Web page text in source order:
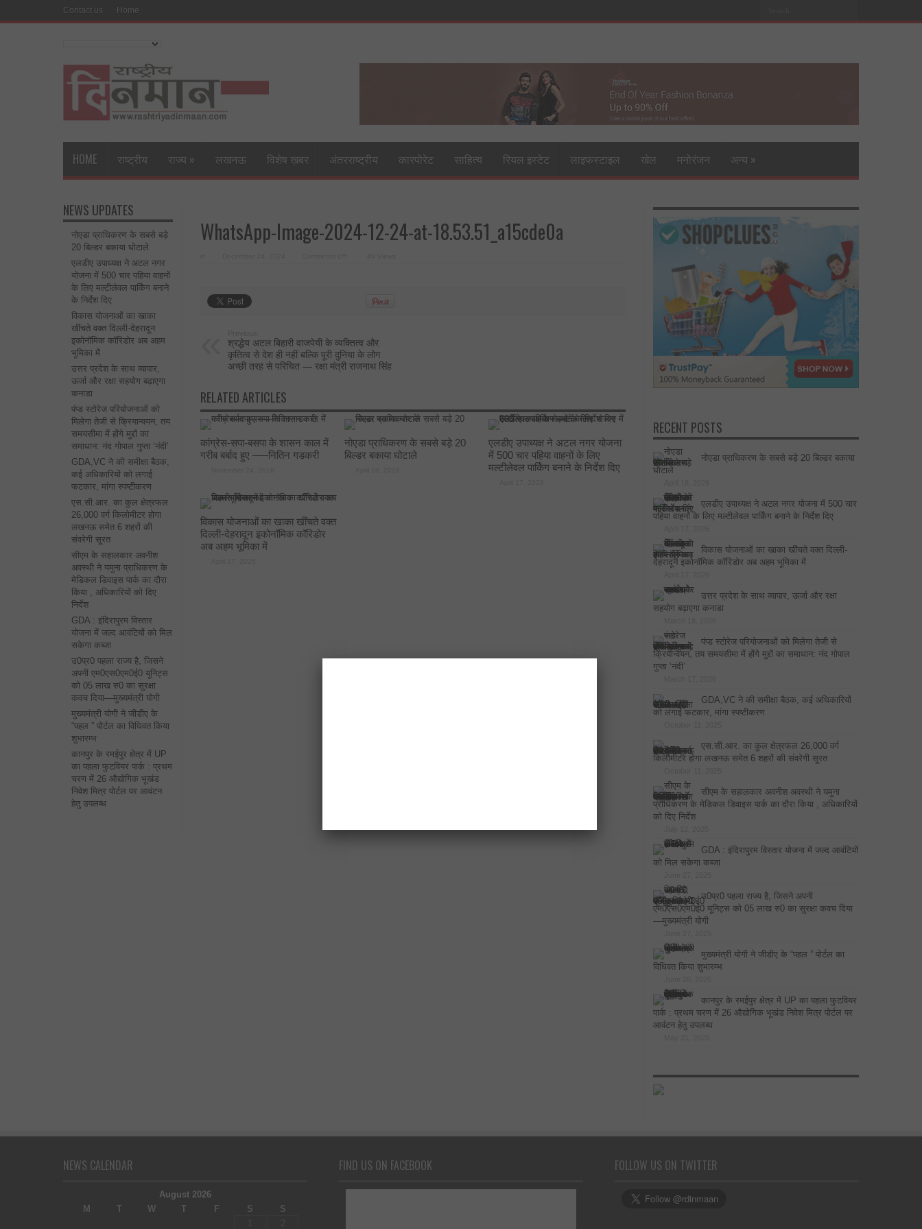
Contact us Home
HOME राष्ट्रीय राज्य » लखनऊ विशेष ख़बर अंतरराष्ट्रीय कारपोरेट साहित्य रियल इस्टेट लाइफस्टाइल खेल मनोरंजन अन्य »
WhatsApp-Image-2024-12-24-at-18.53.51_a15cde0a
श्रद्धेय अटल बिहारी वाजपेयी के व्यक्तित्व और
कृतित्व से देश ही नहीं बल्कि पूरी दुनिया के लोग
अच्छी तरह से परिचित — रक्षा मंत्री राजनाथ सिंह
RELATED ARTICLES
कांग्रेस-सपा-बसपा के शासन काल में
गरीब बर्बाद हुए —–नितिन गडकरी
नोएडा प्राधिकरण के सबसे बड़े 20
बिल्डर बकाया घोटाले
एलडीए उपाध्यक्ष ने अटल नगर योजना
में 500 चार पहिया वाहनों के लिए
मल्टीलेवल पार्किंग बनाने के निर्देश दिए
विकास योजनाओं का खाका खींचते वक्त
दिल्ली-देहरादून इकोनॉमिक कॉरिडोर
अब अहम भूमिका में
NEWS UPDATES
नोएडा प्राधिकरण के सबसे बड़े
20 बिल्डर बकाया घोटाले
एलडीए उपाध्यक्ष ने अटल नगर
योजना में 500 चार पहिया वाहनों
के लिए मल्टीलेवल पार्किंग बनाने
के निर्देश दिए
विकास योजनाओं का खाका
खींचते वक्त दिल्ली-देहरादून
इकोनॉमिक कॉरिडोर अब अहम
भूमिका में
उत्तर प्रदेश के साथ व्यापार,
ऊर्जा और रक्षा सहयोग बढ़ाएगा
कनाडा
पंप्ड स्टोरेज परियोजनाओं को
मिलेगा तेजी से क्रियान्वयन, तय
समयसीमा में होंगे मुद्दों का
समाधान: नंद गोपाल गुप्ता ‘नंदी’
GDA,VC ने की समीक्षा बैठक,
कई अधिकारियों को लगाई
फटकार, मांगा स्पष्टीकरण
एस.सी.आर. का कुल क्षेत्रफल
26,000 वर्ग किलोमीटर होगा
लखनऊ समेत 6 शहरों की
संवरेगी सूरत
सीएम के सहालकार अवनीश
अवस्थी ने यमुना प्राधिकरण के
मेडिकल डिवाइस पार्क का दौरा
किया , अधिकारियों को दिए
निर्देश
GDA : इंदिरापुरम विस्तार
योजना में जल्द आवंटियों को मिल
सकेगा कब्जा
उ0प्र0 पहला राज्य है, जिसने
अपनी एम0एस0एम0ई0 यूनिट्स
को 05 लाख रु0 का सुरक्षा
कवच दिया—मुख्यमंत्री योगी
मुख्यमंत्री योगी ने जीडीए के
“पहल ” पोर्टल का विधिवत किया
शुभारम्भ
कानपुर के रमईपुर क्षेत्र में UP
का पहला फुटवियर पार्क : प्रथम
चरण में 26 औद्योगिक भूखंड
निवेश मित्र पोर्टल पर आवंटन
हेतु उपलब्ध
RECENT POSTS
नोएडा प्राधिकरण के सबसे बड़े 20 बिल्डर बकाया
घोटाले
एलडीए उपाध्यक्ष ने अटल नगर योजना में 500 चार
पहिया वाहनों के लिए मल्टीलेवल पार्किंग बनाने के निर्देश दिए
विकास योजनाओं का खाका खींचते वक्त दिल्ली-
देहरादून इकोनॉमिक कॉरिडोर अब अहम भूमिका में
उत्तर प्रदेश के साथ व्यापार, ऊर्जा और रक्षा
सहयोग बढ़ाएगा कनाडा
पंप्ड स्टोरेज परियोजनाओं को मिलेगा तेजी से
क्रियान्वयन, तय समयसीमा में होंगे मुद्दों का समाधान: नंद गोपाल
गुप्ता ‘नंदी’
GDA,VC ने की समीक्षा बैठक, कई अधिकारियों
को लगाई फटकार, मांगा स्पष्टीकरण
एस.सी.आर. का कुल क्षेत्रफल 26,000 वर्ग
किलोमीटर होगा लखनऊ समेत 6 शहरों की संवरेगी सूरत
सीएम के सहालकार अवनीश अवस्थी ने यमुना
प्राधिकरण के मेडिकल डिवाइस पार्क का दौरा किया , अधिकारियों
को दिए निर्देश
GDA : इंदिरापुरम विस्तार योजना में जल्द आवंटियों
को मिल सकेगा कब्जा
उ0प्र0 पहला राज्य है, जिसने अपनी
एम0एस0एम0ई0 यूनिट्स को 05 लाख रु0 का सुरक्षा कवच दिया
—मुख्यमंत्री योगी
मुख्यमंत्री योगी ने जीडीए के “पहल ” पोर्टल का
विधिवत किया शुभारम्भ
कानपुर के रमईपुर क्षेत्र में UP का पहला फुटवियर
पार्क : प्रथम चरण में 26 औद्योगिक भूखंड निवेश मित्र पोर्टल पर
आवंटन हेतु उपलब्ध
NEWS CALENDAR
August 2026
M
T W T F S
S
1
2
FIND US ON FACEBOOK FOLLOW US ON TWITTER